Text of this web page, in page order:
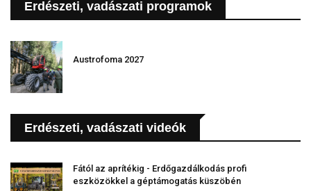
Erdészeti, vadászati programok
Austrofoma 2027
Erdészeti, vadászati videók
Fától az aprítékig - Erdőgazdálkodás profi
eszközökkel a géptámogatás küszöbén